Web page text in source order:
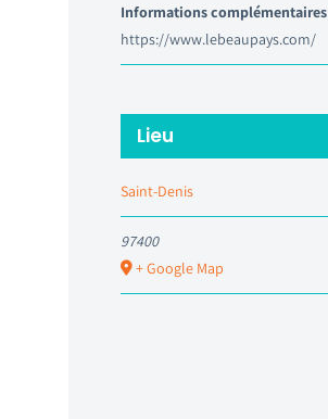
Informations complémentaires
https://www.lebeaupays.com/
Lieu
Saint-Denis
97400
+ Google Map